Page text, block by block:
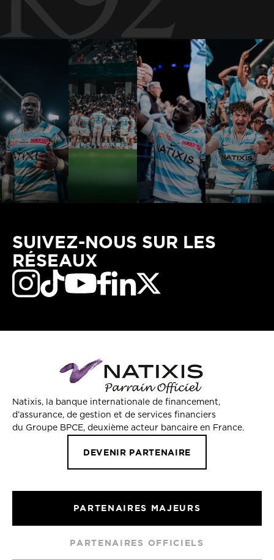
SUIVEZ-NOUS SUR LES
RÉSEAUX
Natixis, la banque internationale de financement,
d’assurance, de gestion et de services financiers
du Groupe BPCE, deuxième acteur bancaire en France.
DEVENIR PARTENAIRE
PARTENAIRES MAJEURS
PARTENAIRES OFFICIELS